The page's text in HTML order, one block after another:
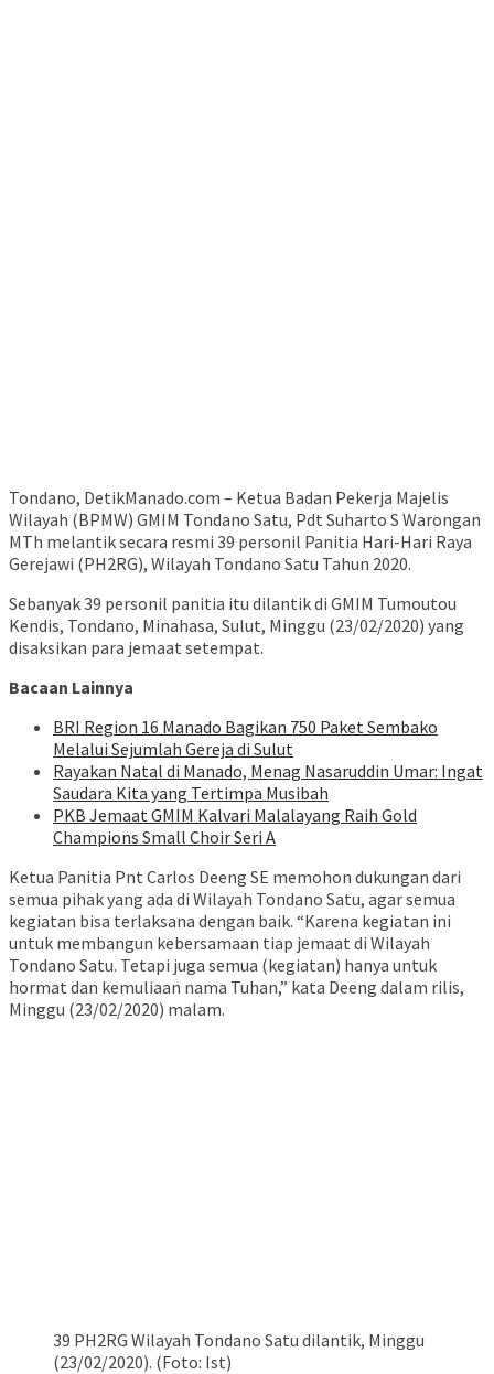
Tondano, DetikManado.com – Ketua Badan Pekerja Majelis
Wilayah (BPMW) GMIM Tondano Satu, Pdt Suharto S Warongan
MTh melantik secara resmi 39 personil Panitia Hari-Hari Raya
Gerejawi (PH2RG), Wilayah Tondano Satu Tahun 2020.
Sebanyak 39 personil panitia itu dilantik di GMIM Tumoutou
Kendis, Tondano, Minahasa, Sulut, Minggu (23/02/2020) yang
disaksikan para jemaat setempat.
Bacaan Lainnya
BRI Region 16 Manado Bagikan 750 Paket Sembako
Melalui Sejumlah Gereja di Sulut
Rayakan Natal di Manado, Menag Nasaruddin Umar: Ingat
Saudara Kita yang Tertimpa Musibah
PKB Jemaat GMIM Kalvari Malalayang Raih Gold
Champions Small Choir Seri A
Ketua Panitia Pnt Carlos Deeng SE memohon dukungan dari
semua pihak yang ada di Wilayah Tondano Satu, agar semua
kegiatan bisa terlaksana dengan baik. “Karena kegiatan ini
untuk membangun kebersamaan tiap jemaat di Wilayah
Tondano Satu. Tetapi juga semua (kegiatan) hanya untuk
hormat dan kemuliaan nama Tuhan,” kata Deeng dalam rilis,
Minggu (23/02/2020) malam.
39 PH2RG Wilayah Tondano Satu dilantik, Minggu
(23/02/2020). (Foto: Ist)